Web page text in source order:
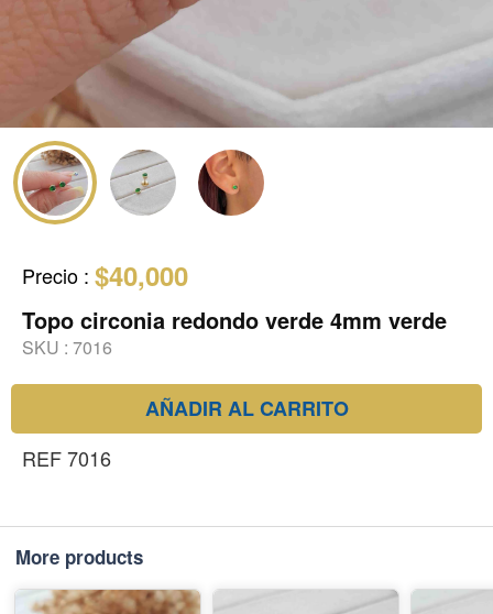
Precio : $40,000
Topo circonia redondo verde 4mm verde
SKU : 7016
AÑADIR AL CARRITO
REF 7016
More products